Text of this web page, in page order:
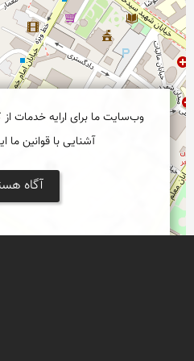
وب‌سایت ما برای ارایه خدمات
آشنایی با قوانین ما
آگاه